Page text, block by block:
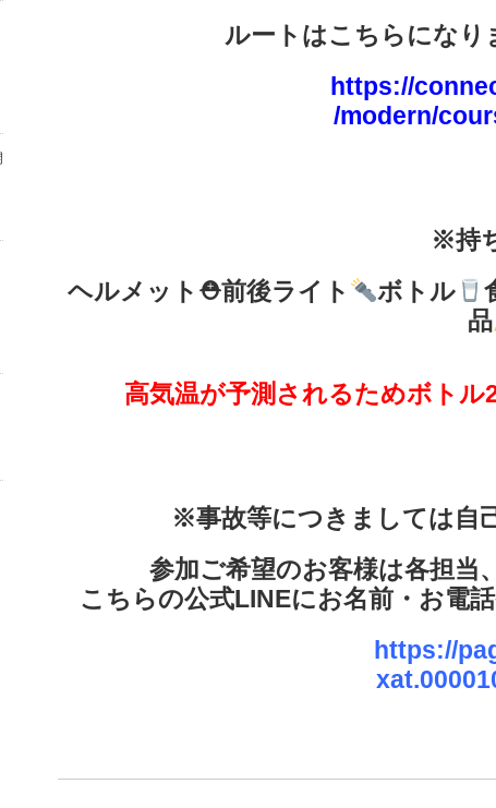
ルートはこちらになり
https://
/modern/
※持
ヘルメット ⛑前後ライト ボトル
品
高気温が予測されるためボト
※事故等につきましては自
参加ご希望のお客様は各担当
こちらの公式LINEにお名前・お電
https://